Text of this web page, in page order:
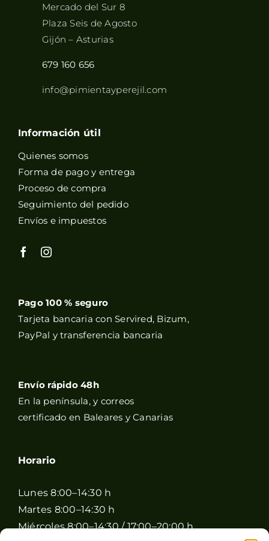
Mercado del Sur 8
Plaza Seis de Agosto
Gijón – Asturias
679 160 656
info@pimientayperejil.com
Información útil
Quienes somos
Forma de pago y entrega
Proceso de compra
Seguimiento del pedido
Envíos e impuestos
Pago 100 % seguro
Tarjeta bancaria con Servired, Bizum,
PayPal y transferencia bancaria
Envío rápido 48h
En la península, y correos
certificado en Baleares y Canarias
Horario
Lunes 8:00–14:30 h
Martes 8:00–14:30 h
Miércoles 8:00–14:30 / 17:00–20:00 h